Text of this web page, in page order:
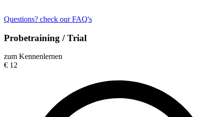
Questions? check our FAQ's
Probetraining / Trial
zum Kennenlernen
€ 12